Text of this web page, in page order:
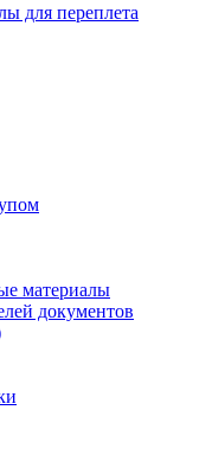
для переплета
материалы
документов